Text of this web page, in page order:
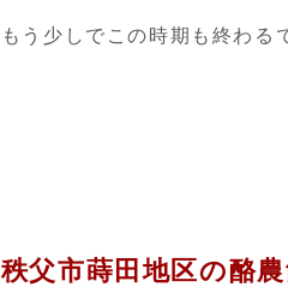
もう少しでこの時期も終わる
秩父市蒔田地区の酪